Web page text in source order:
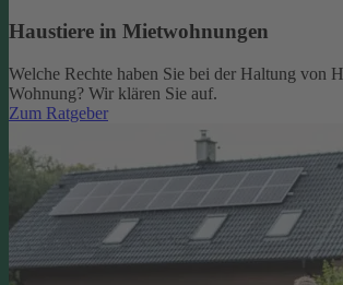
Haustiere in Mietwohnungen
Welche Rechte haben Sie bei der Haltung von
Wohnung? Wir klären Sie auf.
Zum Ratgeber